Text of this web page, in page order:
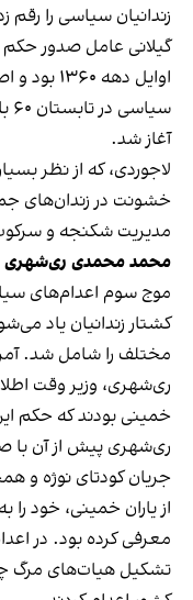
زندانیان سیاسی را رقم
گیلانی عامل صدور حکم
اوایل
آغاز شد.
لاجوردی، که از نظر
مدیریت شکنجه و
محمد محمدی ری‌شهری
کشتار زندانیان یاد
مختلف را شامل شد.
ری‌شهری، وزیر وقت
خمینی بودند که حکم
ری‌شهری پیش از آن با
جریان کودتای نوژه و
از یاران خمینی، خود
تشکیل هیات‌های مرگ